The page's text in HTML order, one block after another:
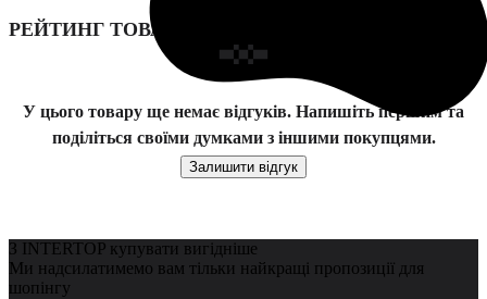
РЕЙТИНГ ТОВАРУ
У цього товару ще немає відгуків. Напишіть першим та
поділіться своїми думками з іншими покупцями.
Залишити відгук
З INTERTOP купувати вигідніше
Ми надсилатимемо вам тільки найкращі пропозиції для
шопінгу